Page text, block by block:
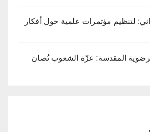
لتنظيم مؤتمرات علمية حول أفكار
المقدسة: عزّة الشعوب تُصان